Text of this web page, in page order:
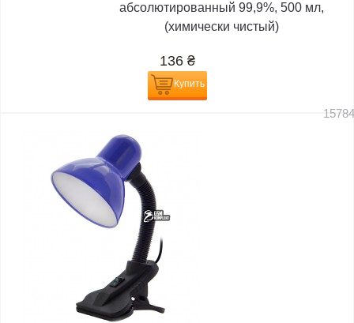
абсолютированный 99,9%, 500 мл,
(химически чистый)
136 ₴
Купить